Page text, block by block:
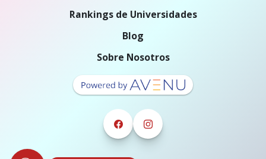
Rankings de Universidades
Blog
Sobre Nosotros